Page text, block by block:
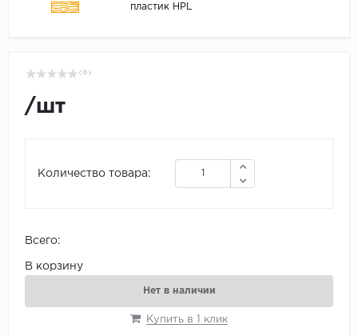
пластик HPL
( 0 )
/шт
Количество товара:
Всего:
В корзину
Нет в наличии
Купить в 1 клик